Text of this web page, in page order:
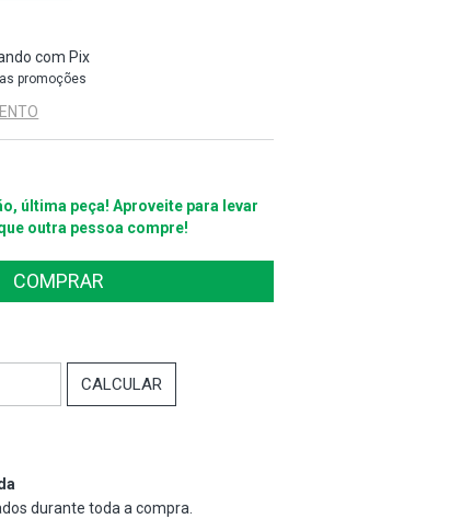
com Pix
promoções
última peça! Aproveite para levar
outra pessoa compre!
CALCULAR
durante toda a compra.